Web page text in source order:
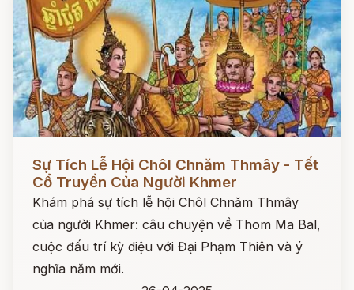
Sự Tích Lễ Hội Chôl Chnăm Thmây - Tết
Cổ Truyền Của Người Khmer
Khám phá sự tích lễ hội Chôl Chnăm Thmây
của người Khmer: câu chuyện về Thom Ma Bal,
cuộc đấu trí kỳ diệu với Đại Phạm Thiên và ý
nghĩa năm mới.